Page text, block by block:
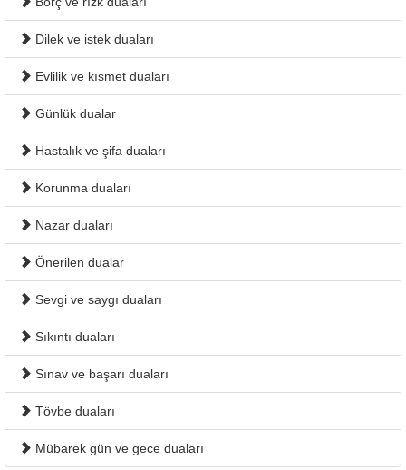
Dilek ve istek duaları
Evlilik ve kısmet duaları
Günlük dualar
Hastalık ve şifa duaları
Korunma duaları
Nazar duaları
Önerilen dualar
Sevgi ve saygı duaları
Sıkıntı duaları
Sınav ve başarı duaları
Tövbe duaları
Mübarek gün ve gece duaları